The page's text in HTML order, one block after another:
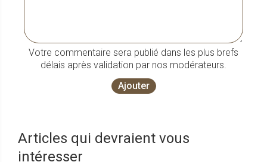
Votre commentaire sera publié dans les plus brefs
délais après validation par nos modérateurs.
Ajouter
Articles qui devraient vous
intéresser